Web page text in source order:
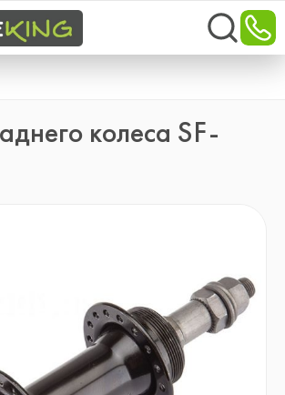
колеса SF-